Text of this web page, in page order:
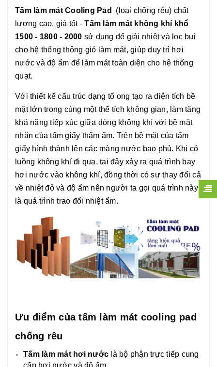
Tấm làm mát Cooling Pad
(loại chống rêu) chất
lượng cao, giá tốt -Tấm làm mát không khí khổ
1500 - 1800 - 2000 sử dụng để giải nhiệt và lọc bụi
cho hệ thống thông gió làm mát, giúp duy trì hơi
nước và độ ẩm để làm mát toàn diện cho hệ thống
quạt.
Với thiết kế cấu trúc dạng tổ ong tạo ra diện tích bề
mặt lớn trong cùng một thể tích không gian, làm tăng
khả năng tiếp xúc giữa dòng không khí với bề mặt
nhăn của tấm giấy thấm ẩm. Trên bề mặt của tấm
giấy hình thành lên các màng nước bao phủ. Khi có
luồng không khí đi qua, tại đây xảy ra quá trình bay
hơi nước vào không khí, đồng thời có sự thay đổi cả
về nhiệt độ và độ ẩm nên người ta gọi quá trình này
là quá trình trao đổi nhiệt ẩm.
Ưu điểm của tấm làm mát cooling pad
chống rêu
Tấm làm mát hơi nước là bộ phận trực tiếp cung
cấp hơi nước và độ ẩm.